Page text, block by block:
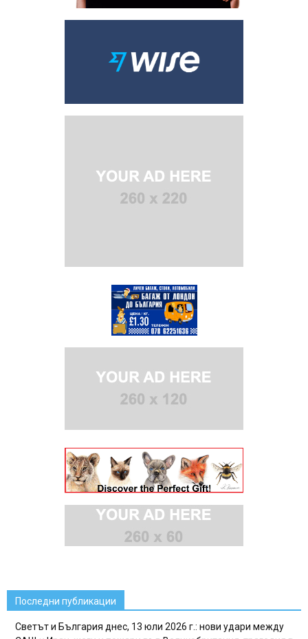
Последни публикации
Светът и България днес, 13 юли 2026 г.: нови удари между